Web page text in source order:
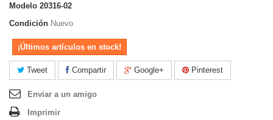
Modelo 20316-02
Condición Nuevo
¡Últimos artículos en stock!
Tweet Compartir Google+ Pinterest
Enviar a un amigo
Imprimir